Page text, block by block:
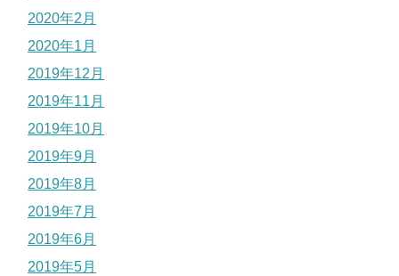
2020年2月
2020年1月
2019年12月
2019年11月
2019年10月
2019年9月
2019年8月
2019年7月
2019年6月
2019年5月